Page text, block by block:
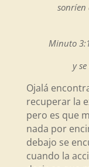
sonríen
Minuto
y
Ojalá
recuperar la
pero es que
nada por
debajo se
cuando la